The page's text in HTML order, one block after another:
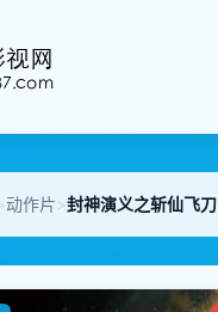
动作片>封神演义之斩仙飞刀